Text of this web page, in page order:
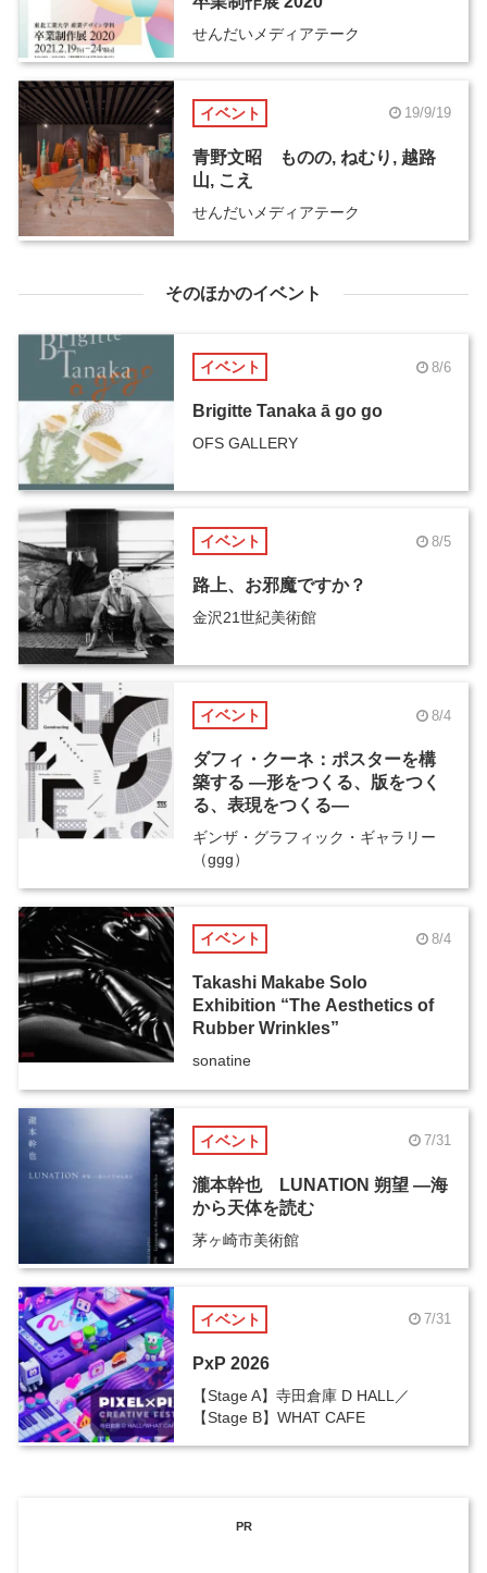
せんだいメディアテーク
イベント 19/9/19
青野文昭 ものの, ねむり, 越路
⼭, こえ
せんだいメディアテーク
そのほかのイベント
イベント 8/6
Brigitte Tanaka ā go go
OFS GALLERY
イベント 8/5
路上、お邪魔ですか？
金沢21世紀美術館
イベント 8/4
ダフィ・クーネ：ポスターを構
築する ―形をつくる、版をつく
る、表現をつくる―
ギンザ・グラフィック・ギャラリー
（ggg）
イベント 8/4
Takashi Makabe Solo
Exhibition “The Aesthetics of
Rubber Wrinkles”
sonatine
イベント 7/31
瀧本幹也 LUNATION 朔望 ―海
から天体を読む
茅ヶ崎市美術館
イベント 7/31
PxP 2026
【Stage A】寺田倉庫 D HALL／
【Stage B】WHAT CAFE
PR